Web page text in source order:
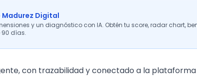
Digital
y un diagnóstico con IA. Obtén tu score, radar chart,
días.
con trazabilidad y conectado a la plataforma